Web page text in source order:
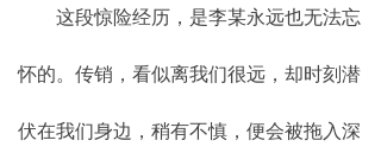
这段惊险经历，是李某永远也无法忘
怀的。传销，看似离我们很远，却时刻潜
伏在我们身边，稍有不慎，便会被拖入深